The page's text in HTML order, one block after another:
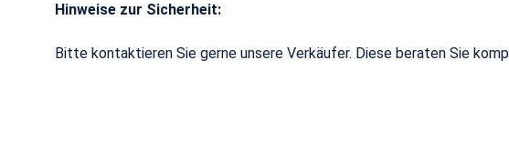
Hinweise zur Sicherheit:
Bitte kontaktieren Sie gerne unsere Verkäufer. Diese beraten Sie